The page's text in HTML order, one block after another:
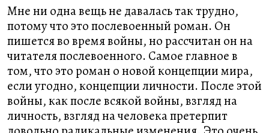
Мне ни одна вещь не давалась так трудно,
потому что это послевоенный роман. Он
пишется во время войны, но рассчитан он на
читателя послевоенного. Самое главное в
том, что это роман о новой концепции мира,
если угодно, концепции личности. После этой
войны, как после всякой войны, взгляд на
личность, взгляд на человека претерпит